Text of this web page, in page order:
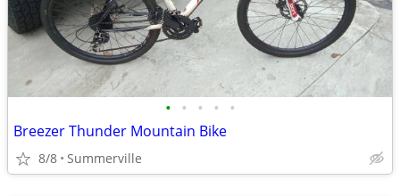
• • • • •
Breezer Thunder Mountain Bike
8/8 Summerville